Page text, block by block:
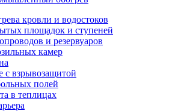
кровли и водостоков
площадок и ступеней
и резервуаров
камер
с взрывозащитой
полей
в теплицах